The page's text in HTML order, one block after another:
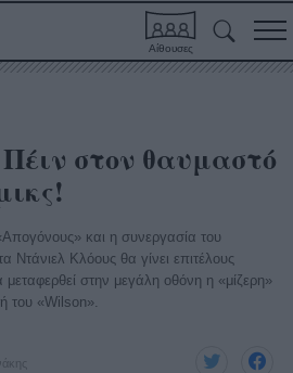
Αίθουσες
στον θαυμαστό
και η συνεργασία του
Ντάνιελ Κλόους θα γίνει επιτέλους
στην μεγάλη οθόνη η «μίζερη»
του «Wilson».